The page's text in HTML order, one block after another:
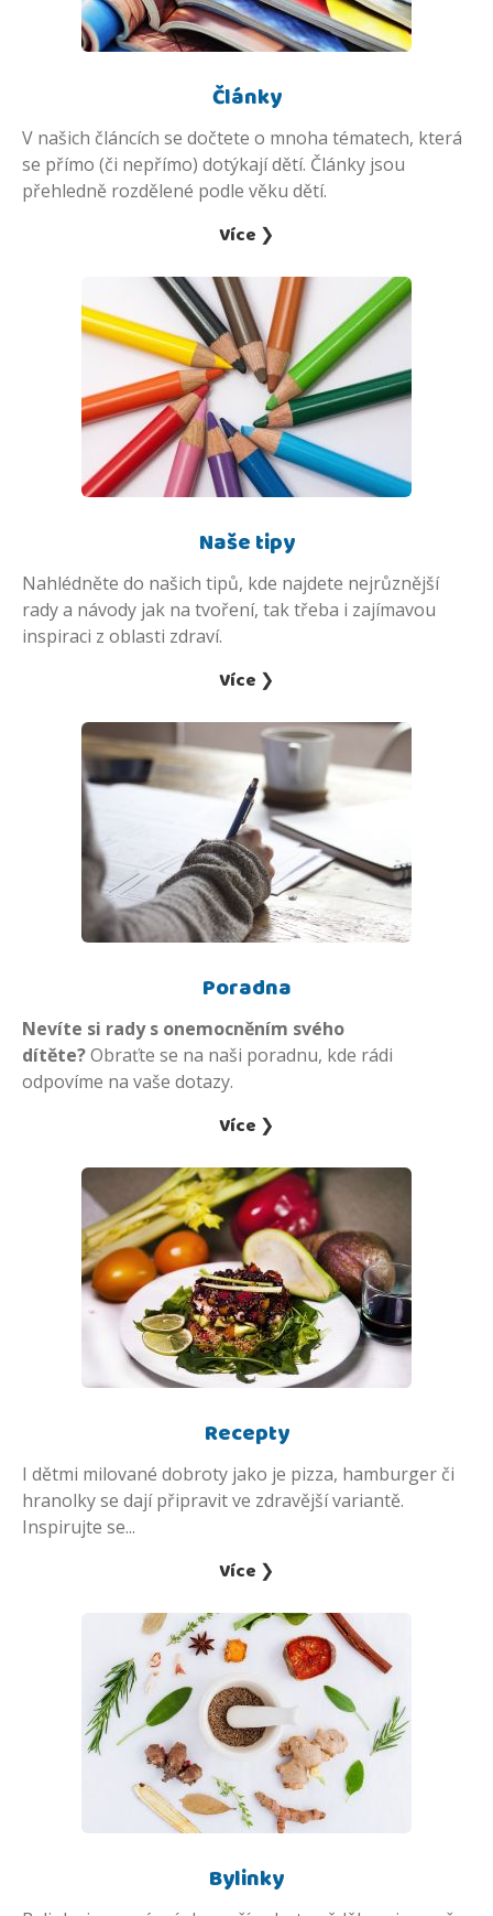
Články
V našich článcích se dočtete o mnoha tématech, která
se přímo (či nepřímo) dotýkají dětí. Články jsou
přehledně rozdělené podle věku dětí.
Více ❯
Naše tipy
Nahlédněte do našich tipů, kde najdete nejrůznější
rady a návody jak na tvoření, tak třeba i zajímavou
inspiraci z oblasti zdraví.
Více ❯
Poradna
Nevíte si rady s onemocněním svého
dítěte?Obraťte se na naši poradnu, kde rádi
odpovíme na vaše dotazy.
Více ❯
Recepty
I dětmi milované dobroty jako je pizza, hamburger či
hranolky se dají připravit ve zdravější variantě.
Inspirujte se...
Více ❯
Bylinky